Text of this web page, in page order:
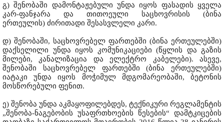
გ) შენობაში დამონტაჟებული უნდა იყოს ფასადის ყველა
კარ-ფანჯარა და თითოეული საცხოვრისის (ბინა
ერთეულის) ძირითადი შესასვლელი კარი.
დ) შენობაში, საცხოვრებელ ფართებში (ბინა ერთეულებში)
დაქსელილი უნდა იყოს კომუნიკაციები (წყლის და გაზის
მილები, კანალიზაცია და ელექტრო კაბელები). ასევე,
შენობაში საცხოვრებელ ფართებში (ბინა ერთეულებში)
იატაკი უნდა იყოს მოჭიმულ მდგომარეობაში, ბეტონის
მოსწორებული ფენით.
ე) შენობა უნდა აკმაყოფილებდეს, ტექნიკური რეგლამენტის
„შენობა-ნაგებობის უსაფრთხოების წესების“ დამტკიცების